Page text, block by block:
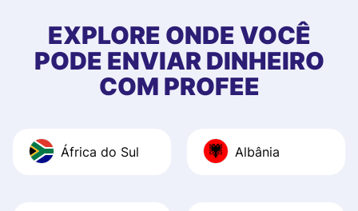
first started
app, and they
quick to provide
and helpful
Recommend it!
EXPLORE ONDE VOCÊ
PODE ENVIAR DINHEIRO
COM PROFEE
África do Sul Albânia